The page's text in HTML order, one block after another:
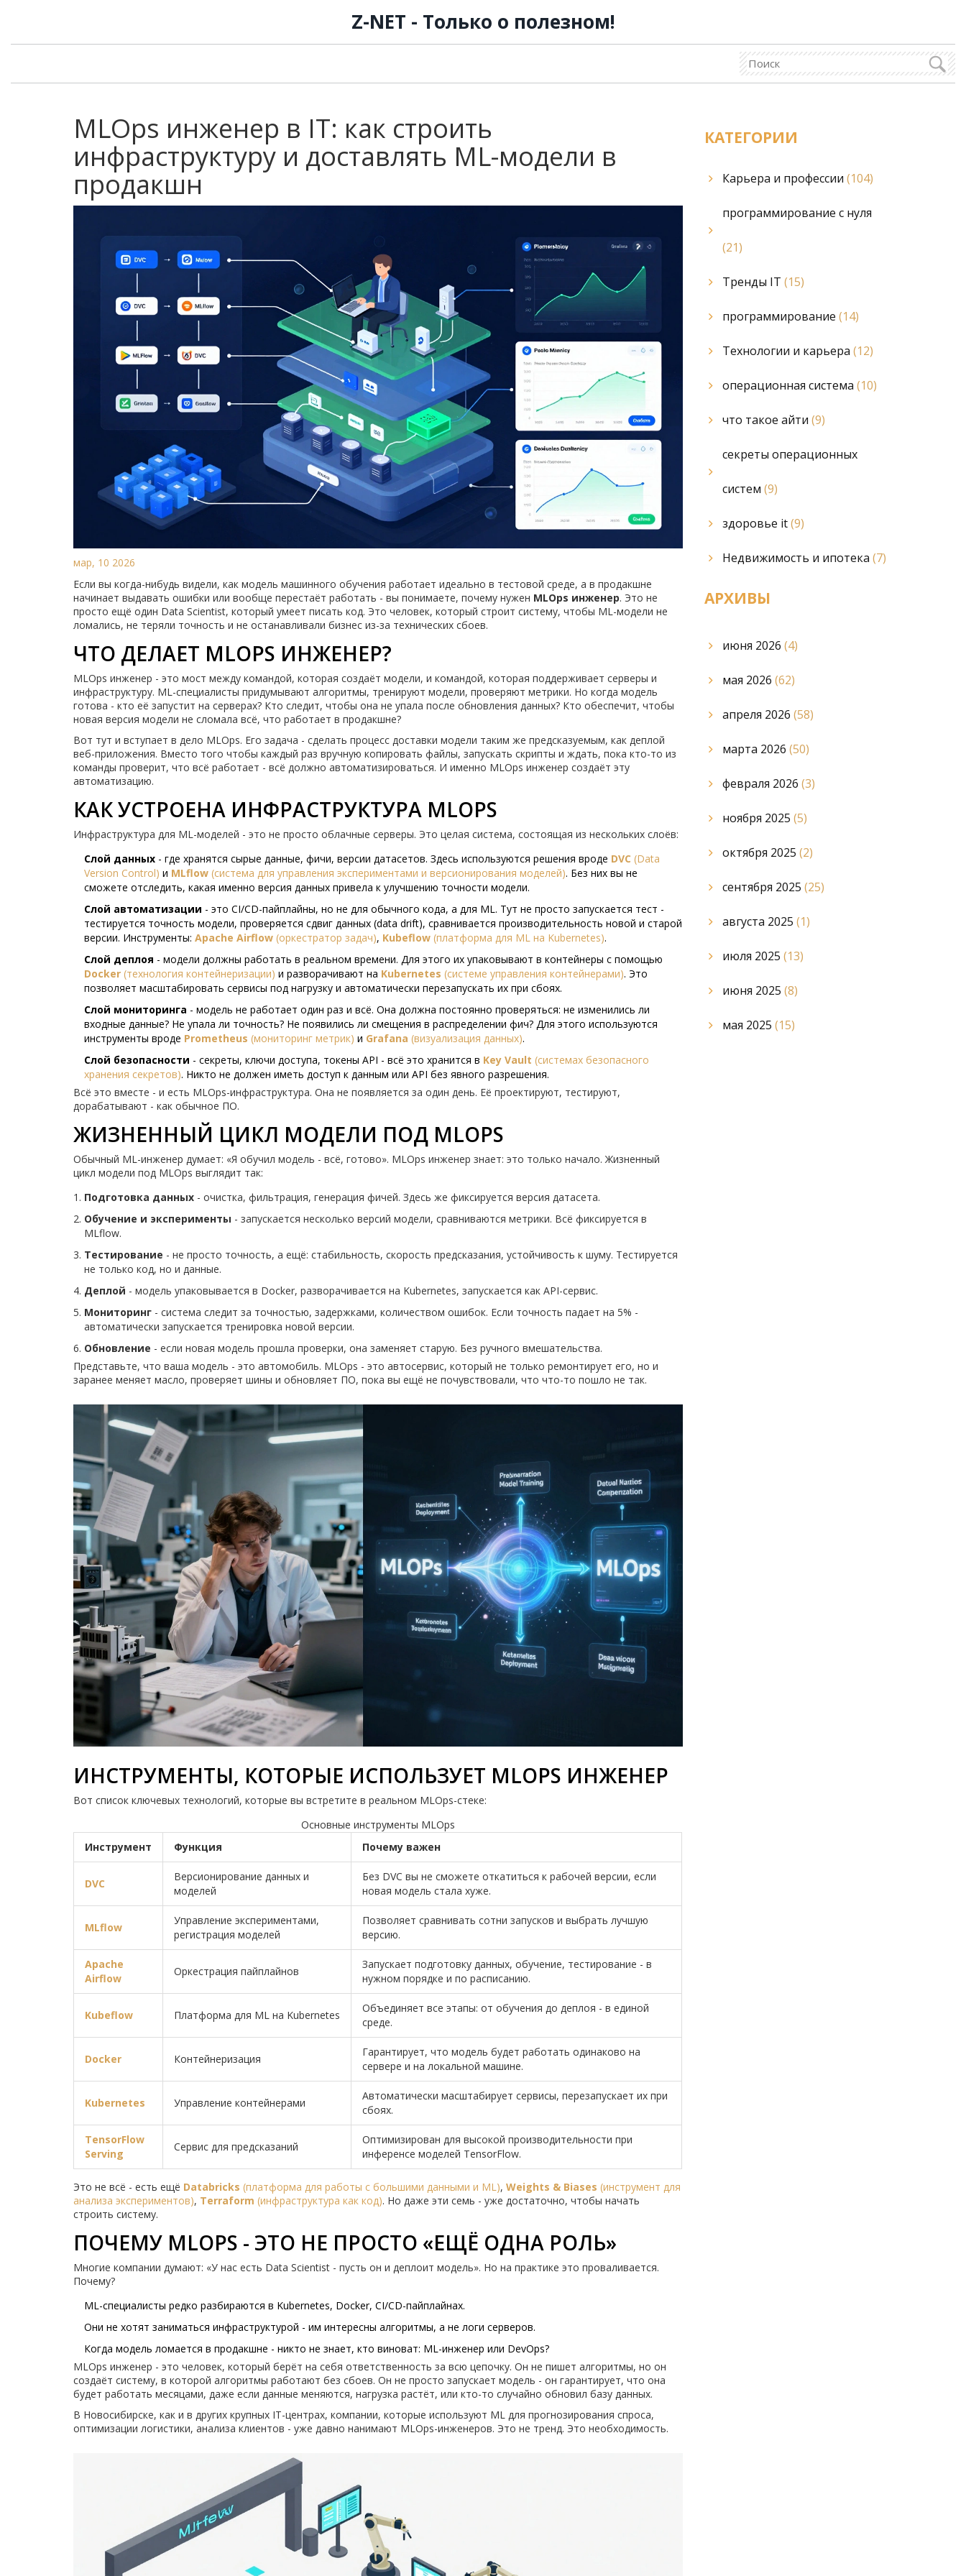
Z-NET - Только о полезном!
MLOps инженер в IT: как строить
инфраструктуру и доставлять ML-модели в
продакшн
мар, 10 2026
Если вы когда-нибудь видели, как модель машинного обучения работает идеально в тестовой среде, а в продакшне
начинает выдавать ошибки или вообще перестаёт работать - вы понимаете, почему нужен MLOps инженер. Это не
просто ещё один Data Scientist, который умеет писать код. Это человек, который строит систему, чтобы ML-модели не
ломались, не теряли точность и не останавливали бизнес из-за технических сбоев.
ЧТО ДЕЛАЕТ MLOPS ИНЖЕНЕР?
MLOps инженер - это мост между командой, которая создаёт модели, и командой, которая поддерживает серверы и
инфраструктуру. ML-специалисты придумывают алгоритмы, тренируют модели, проверяют метрики. Но когда модель
готова - кто её запустит на серверах? Кто следит, чтобы она не упала после обновления данных? Кто обеспечит, чтобы
новая версия модели не сломала всё, что работает в продакшне?
Вот тут и вступает в дело MLOps. Его задача - сделать процесс доставки модели таким же предсказуемым, как деплой
веб-приложения. Вместо того чтобы каждый раз вручную копировать файлы, запускать скрипты и ждать, пока кто-то из
команды проверит, что всё работает - всё должно автоматизироваться. И именно MLOps инженер создаёт эту
автоматизацию.
КАК УСТРОЕНА ИНФРАСТРУКТУРА MLOPS
Инфраструктура для ML-моделей - это не просто облачные серверы. Это целая система, состоящая из нескольких слоёв:
Слой данных - где хранятся сырые данные, фичи, версии датасетов. Здесь используются решения вроде DVC (Data
Version Control) и MLflow (система для управления экспериментами и версионирования моделей). Без них вы не
сможете отследить, какая именно версия данных привела к улучшению точности модели.
Слой автоматизации - это CI/CD-пайплайны, но не для обычного кода, а для ML. Тут не просто запускается тест -
тестируется точность модели, проверяется сдвиг данных (data drift), сравнивается производительность новой и старой
версии. Инструменты: Apache Airflow (оркестратор задач), Kubeflow (платформа для ML на Kubernetes).
Слой деплоя - модели должны работать в реальном времени. Для этого их упаковывают в контейнеры с помощью
Docker (технология контейнеризации) и разворачивают на Kubernetes (системе управления контейнерами). Это
позволяет масштабировать сервисы под нагрузку и автоматически перезапускать их при сбоях.
Слой мониторинга - модель не работает один раз и всё. Она должна постоянно проверяться: не изменились ли
входные данные? Не упала ли точность? Не появились ли смещения в распределении фич? Для этого используются
инструменты вроде Prometheus (мониторинг метрик) и Grafana (визуализация данных).
Слой безопасности - секреты, ключи доступа, токены API - всё это хранится в Key Vault (системах безопасного
хранения секретов). Никто не должен иметь доступ к данным или API без явного разрешения.
Всё это вместе - и есть MLOps-инфраструктура. Она не появляется за один день. Её проектируют, тестируют,
дорабатывают - как обычное ПО.
ЖИЗНЕННЫЙ ЦИКЛ МОДЕЛИ ПОД MLOPS
Обычный ML-инженер думает: «Я обучил модель - всё, готово». MLOps инженер знает: это только начало. Жизненный
цикл модели под MLOps выглядит так:
Подготовка данных - очистка, фильтрация, генерация фичей. Здесь же фиксируется версия датасета.
Обучение и эксперименты - запускается несколько версий модели, сравниваются метрики. Всё фиксируется в
MLflow.
Тестирование - не просто точность, а ещё: стабильность, скорость предсказания, устойчивость к шуму. Тестируется
не только код, но и данные.
Деплой - модель упаковывается в Docker, разворачивается на Kubernetes, запускается как API-сервис.
Мониторинг - система следит за точностью, задержками, количеством ошибок. Если точность падает на 5% -
автоматически запускается тренировка новой версии.
Обновление - если новая модель прошла проверки, она заменяет старую. Без ручного вмешательства.
Представьте, что ваша модель - это автомобиль. MLOps - это автосервис, который не только ремонтирует его, но и
заранее меняет масло, проверяет шины и обновляет ПО, пока вы ещё не почувствовали, что что-то пошло не так.
ИНСТРУМЕНТЫ, КОТОРЫЕ ИСПОЛЬЗУЕТ MLOPS ИНЖЕНЕР
Вот список ключевых технологий, которые вы встретите в реальном MLOps-стеке:
Основные инструменты MLOps
Инструмент
Функция Почему важен
DVC
Версионирование данных и
моделей
Без DVC вы не сможете откатиться к рабочей версии, если
новая модель стала хуже.
MLflow
Управление экспериментами,
регистрация моделей
Позволяет сравнивать сотни запусков и выбрать лучшую
версию.
Apache
Airflow
Оркестрация пайплайнов
Запускает подготовку данных, обучение, тестирование - в
нужном порядке и по расписанию.
Kubeflow Платформа для ML на Kubernetes
Объединяет все этапы: от обучения до деплоя - в единой
среде.
Docker Контейнеризация
Гарантирует, что модель будет работать одинаково на
сервере и на локальной машине.
Kubernetes Управление контейнерами
Автоматически масштабирует сервисы, перезапускает их при
сбоях.
TensorFlow
Serving
Сервис для предсказаний
Оптимизирован для высокой производительности при
инференсе моделей TensorFlow.
Это не всё - есть ещё Databricks (платформа для работы с большими данными и ML), Weights & Biases (инструмент для
анализа экспериментов), Terraform (инфраструктура как код). Но даже эти семь - уже достаточно, чтобы начать
строить систему.
ПОЧЕМУ MLOPS - ЭТО НЕ ПРОСТО «ЕЩЁ ОДНА РОЛЬ»
Многие компании думают: «У нас есть Data Scientist - пусть он и деплоит модель». Но на практике это проваливается.
Почему?
ML-специалисты редко разбираются в Kubernetes, Docker, CI/CD-пайплайнах.
Они не хотят заниматься инфраструктурой - им интересны алгоритмы, а не логи серверов.
Когда модель ломается в продакшне - никто не знает, кто виноват: ML-инженер или DevOps?
MLOps инженер - это человек, который берёт на себя ответственность за всю цепочку. Он не пишет алгоритмы, но он
создаёт систему, в которой алгоритмы работают без сбоев. Он не просто запускает модель - он гарантирует, что она
будет работать месяцами, даже если данные меняются, нагрузка растёт, или кто-то случайно обновил базу данных.
В Новосибирске, как и в других крупных IT-центрах, компании, которые используют ML для прогнозирования спроса,
оптимизации логистики, анализа клиентов - уже давно нанимают MLOps-инженеров. Это не тренд. Это необходимость.
КАТЕГОРИИ
Карьера и профессии (104)
программирование с нуля
(21)
Тренды IT (15)
программирование (14)
Технологии и карьера (12)
операционная система (10)
что такое айти (9)
секреты операционных
систем (9)
здоровье it(9)
Недвижимость и ипотека (7)
АРХИВЫ
июня 2026 (4)
мая 2026 (62)
апреля 2026 (58)
марта 2026 (50)
февраля 2026 (3)
ноября 2025 (5)
октября 2025 (2)
сентября 2025 (25)
августа 2025 (1)
июля 2025 (13)
июня 2025 (8)
мая 2025 (15)